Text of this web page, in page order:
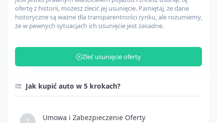
Opłaty celne USD
ofertę z historii, możesz zlecić jej usunięcie. Pamiętaj, że dane
historyczne są ważne dla transparentności rynku, ale rozumiemy,
że w pewnych sytuacjach ich usunięcie jest zasadne.
Zleć usunięcie oferty
Jak kupić auto w 5 krokach?
1 Umowa i Zabezpieczenie Oferty